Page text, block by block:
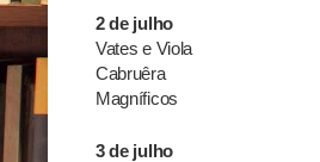
2 de julho
Vates e Viola
Cabruêra
Magníficos
3 de julho